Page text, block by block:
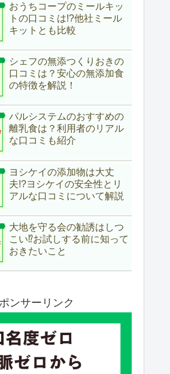
おうちコープのミールキッ
トの口コミは!?他社ミール
キットとも比較
シェフの無添つくりおきの
口コミは？安心の無添加食
の特徴を解説！
パルシステムのおすすめの
離乳食は？利用者のリアル
な口コミも紹介
ヨシケイの添加物は大丈
夫!?ヨシケイの安全性とリ
アルな口コミについて解説
大地を守る会の勧誘はしつ
こい⁉お試しする前に知って
おきたいこと
ンサーリンク